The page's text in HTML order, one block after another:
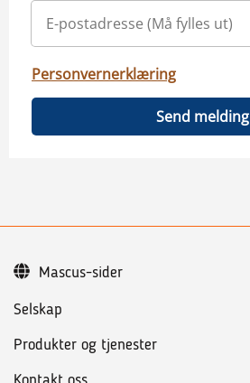
Personvernerklæring
Send melding
Selskap
Produkter og tjenester
Mascus-sider